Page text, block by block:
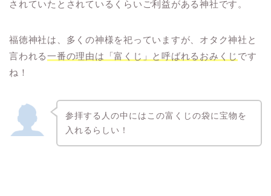
されていたとされているくらいご利益がある神社です。
福徳神社は、多くの神様を祀っていますが、オタク神社と
言われる一番の理由は「富くじ」と呼ばれるおみくじ です
ね！
参拝する人の中にはこの富くじの袋に宝物を
入れるらしい！